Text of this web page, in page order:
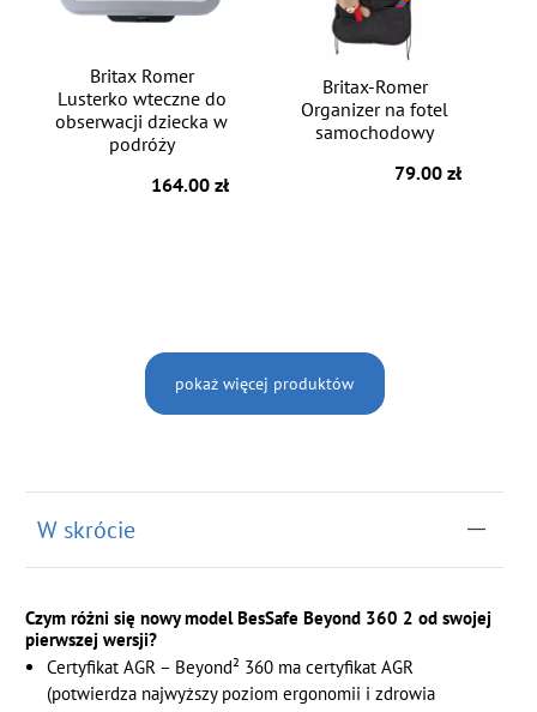
Britax Romer
Lusterko wteczne do
obserwacji dziecka w
podróży
164.00 zł
Britax-Romer
Organizer na fotel
samochodowy
79.00 zł
pokaż więcej produktów
W skrócie
Czym różni się nowy model BesSafe Beyond 360 2 od swojej
pierwszej wersji?
Certyfikat AGR – Beyond² 360 ma certyfikat AGR
(potwierdza najwyższy poziom ergonomii i zdrowia